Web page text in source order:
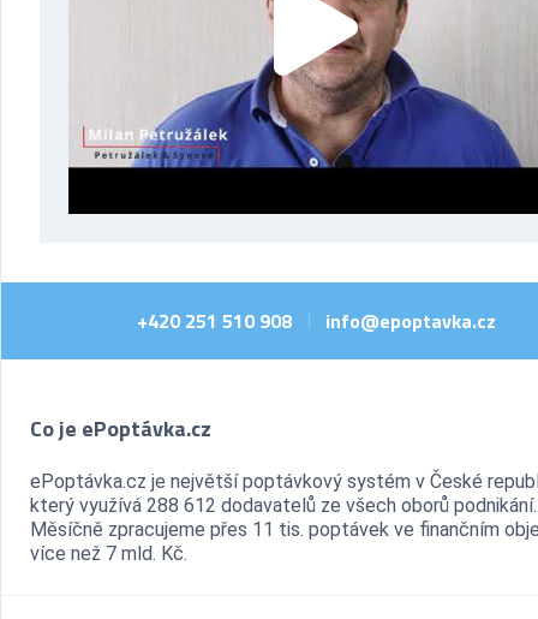
+420 251 510 908 info@epoptavka.cz
Co je ePoptávka.cz
ePoptávka.cz je největší poptávkový systém v České
který využívá 288 612 dodavatelů ze všech oborů podnikání.
Měsíčně zpracujeme přes 11 tis. poptávek ve finančním
více než 7 mld. Kč.